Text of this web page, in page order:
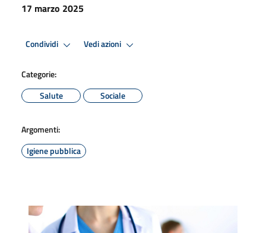
17 marzo 2025
Condividi Vedi azioni
Categorie:
Salute
Sociale
Argomenti:
Igiene pubblica